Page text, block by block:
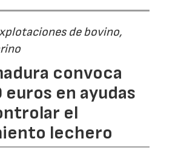
de bovino,
convoca
en ayudas
el
lechero